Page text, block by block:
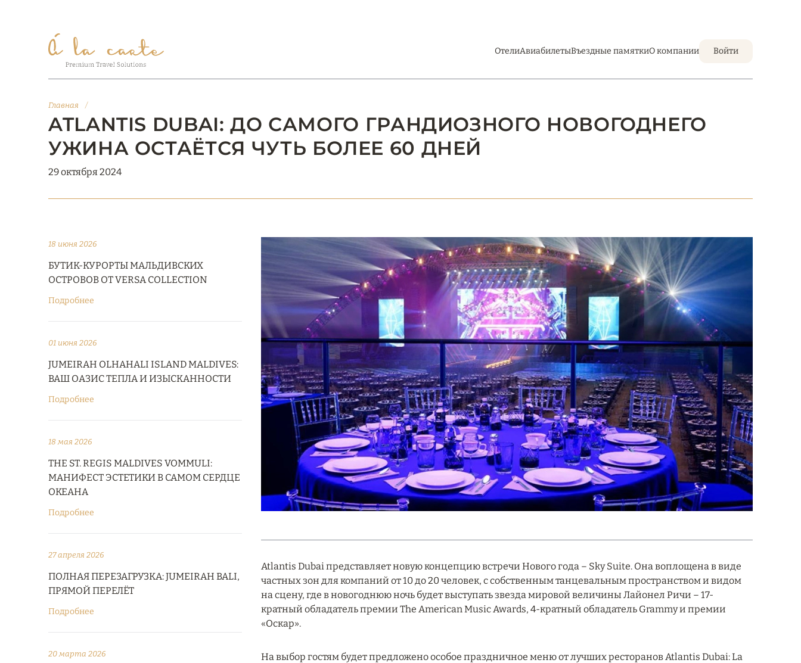
ОтелиАвиабилетыВъездные памяткиО компании Войти
Главная /
ATLANTIS DUBAI: ДО САМОГО ГРАНДИОЗНОГО НОВОГОДНЕГО
УЖИНА ОСТАЁТСЯ ЧУТЬ БОЛЕЕ 60 ДНЕЙ
29 октября 2024
18 июня 2026
БУТИК-КУРОРТЫ МАЛЬДИВСКИХ
ОСТРОВОВ ОТ VERSA COLLECTION
Подробнее
01 июня 2026
JUMEIRAH OLHAHALI ISLAND MALDIVES:
ВАШ ОАЗИС ТЕПЛА И ИЗЫСКАННОСТИ
Подробнее
18 мая 2026
THE ST. REGIS MALDIVES VOMMULI:
МАНИФЕСТ ЭСТЕТИКИ В САМОМ СЕРДЦЕ
ОКЕАНА
Подробнее
27 апреля 2026
ПОЛНАЯ ПЕРЕЗАГРУЗКА: JUMEIRAH BALI,
ПРЯМОЙ ПЕРЕЛЁТ
Подробнее
20 марта 2026
Atlantis Dubai представляет новую концепцию встречи Нового года – Sky Suite. Она воплощена в виде
частных зон для компаний от 10 до 20 человек, с собственным танцевальным пространством и видом
на сцену, где в новогоднюю ночь будет выступать звезда мировой величины Лайонел Ричи – 17-
кратный обладатель премии The American Music Awards, 4-кратный обладатель Grammy и премии
«Оскар».
На выбор гостям будет предложено особое праздничное меню от лучших ресторанов Atlantis Dubai: La